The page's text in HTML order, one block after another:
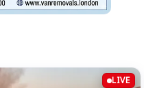
LIVE